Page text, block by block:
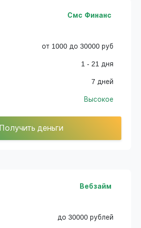
Смс Финанс
от 1000 до 30000 руб
1 - 21 дня
7 дней
Высокое
Получить деньги
Вебзайм
до 30000 рублей